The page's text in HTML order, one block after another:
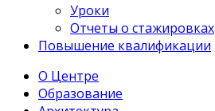
Уроки
Отчеты о стажировках
Повышение квалификации
О Центре
Образование